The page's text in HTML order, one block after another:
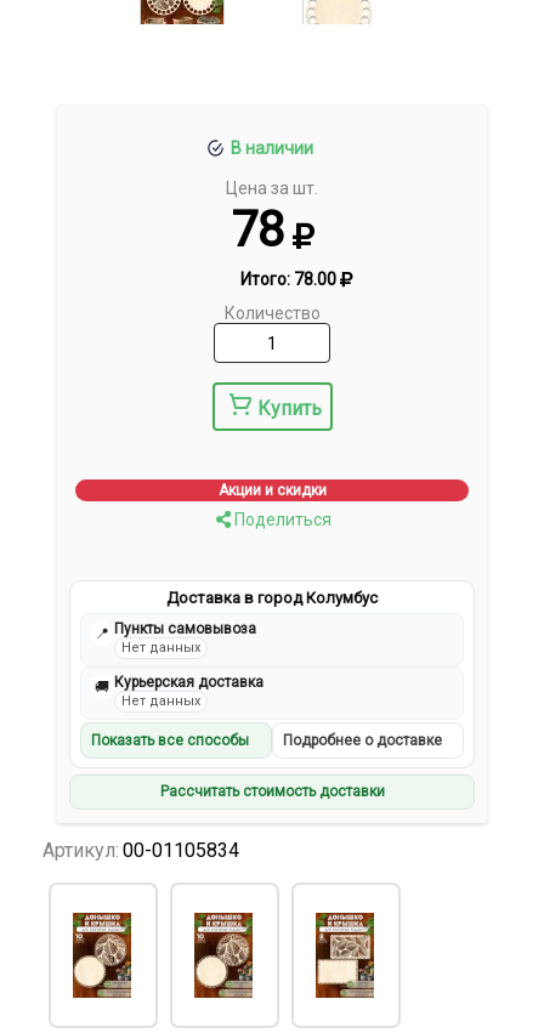
В наличии
Цена за шт.
78
Итого: 78.00
Количество
Купить
Акции и скидки
Поделиться
Доставка в город Колумбус
📍 Пункты самовывоза
Нет данных
🚚 Курьерская доставка
Нет данных
Показать все способы Подробнее о доставке
Рассчитать стоимость доставки
Артикул: 00-01105834